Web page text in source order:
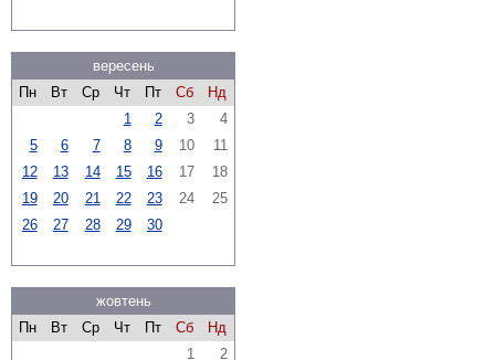
вересень
Пн
Вт Ср Чт Пт Сб
Нд
1
2 3
4
5
6 7 8 9 10
11
12
13 14 15 16 17
18
19
20 21 22 23 24
25
26
27 28 29 30
жовтень
Пн
Вт Ср Чт Пт Сб
Нд
1
2